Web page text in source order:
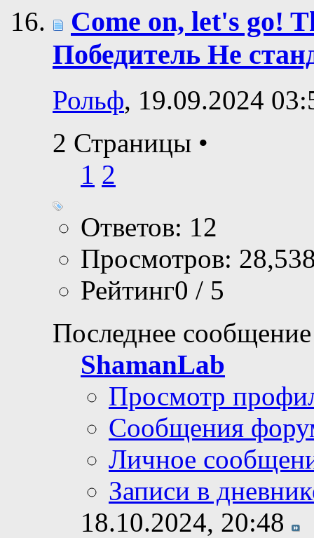
Come on, let's go!
Победитель Не
Рольф, 19.09.2024
2 Страницы •
1 2
Ответов: 12
Просмотров:
Рейтинг0 / 5
Последнее
ShamanLab
Просмотр
Сообщения
Личное
Записи в
18.10.2024, 20:48